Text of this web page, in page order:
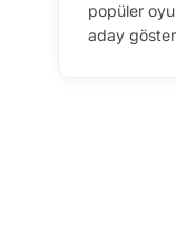
popüler
aday